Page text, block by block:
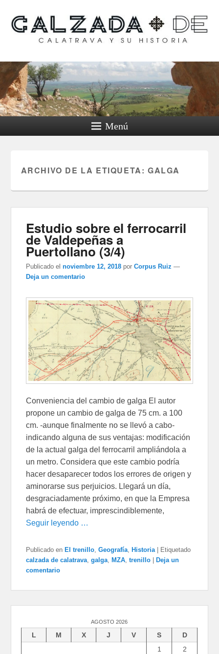
Calzada de Calatrava y
su historia
Menú
ARCHIVO DE LA ETIQUETA: GALGA
Estudio sobre el ferrocarril
de Valdepeñas a
Puertollano (3/4)
Publicado el noviembre 12, 2018 porCorpus Ruiz —
Deja un comentario
Conveniencia del cambio de galga El autor
propone un cambio de galga de 75 cm. a 100
cm. -aunque finalmente no se llevó a cabo-
indicando alguna de sus ventajas: modificación
de la actual galga del ferrocarril ampliándola a
un metro. Considera que este cambio podría
hacer desaparecer todos los errores de origen y
aminorarse sus perjuicios. Llegará un día,
desgraciadamente próximo, en que la Empresa
habrá de efectuar, imprescindiblemente,
Seguir leyendo …
Publicado en El trenillo,Geografía, Historia
Etiquetado
calzada de calatrava,galga, MZA,trenillo
Deja un
comentario
AGOSTO 2026
L M X J V S
D
1
2